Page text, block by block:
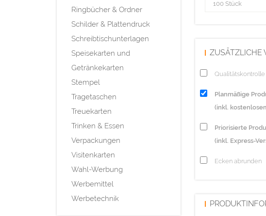
Ringbücher & Ordner
Schilder & Plattendruck
Schreibtischunterlagen
Speisekarten und
Getränkekarten
Stempel
Tragetaschen
Treuekarten
Trinken & Essen
Verpackungen
Visitenkarten
Wahl-Werbung
Werbemittel
Werbetechnik
ZUSÄTZLICHE
Planmäßige
(inkl.
Priorisierte
(inkl. Express-
Ecken abrunden